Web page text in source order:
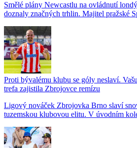
Smělé plány Newcastlu na ovládnutí
doznaly značných trhlin. Majitel pražské
Proti bývalému klubu se góly neslaví.
trefa zajistila Zbrojovce remízu
Ligový nováček Zbrojovka Brno slaví
tuzemskou klubovou elitu. V úvodním